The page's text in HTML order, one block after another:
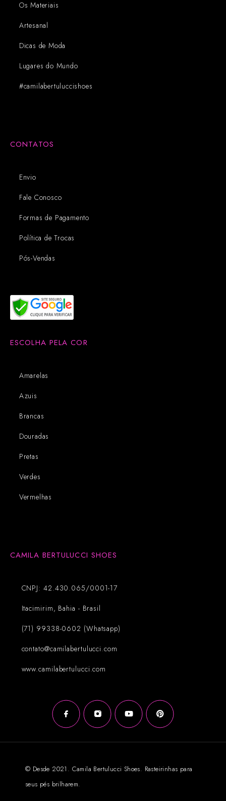
Os Materiais
Artesanal
Dicas de Moda
Lugares do Mundo
#camilabertuluccishoes
CONTATOS
Envio
Fale Conosco
Formas de Pagamento
Política de Trocas
Pós-Vendas
ESCOLHA PELA COR
Amarelas
Azuis
Brancas
Douradas
Pretas
Verdes
Vermelhas
CAMILA BERTULUCCI SHOES
CNPJ: 42.430.065/0001-17
Itacimirim, Bahia - Brasil
(71) 99338-0602 (Whatsapp)
contato@camilabertulucci.com
www.camilabertulucci.com
© Desde 2021. Camila Bertulucci Shoes. Rasteirinhas para
seus pés brilharem.